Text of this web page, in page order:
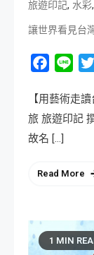
旅遊印記, 水彩,
讓世界看見台
Facebook
Line
【用藝術走
旅 旅遊印記
故名 […]
Read More
1 MIN